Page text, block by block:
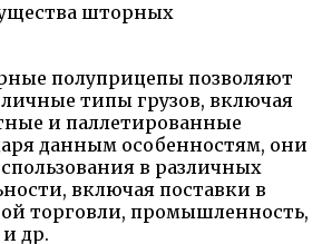
шторных
полуприцепы позволяют
типы грузов, включая
и паллетированные
данным особенностям, они
в различных
включая поставки в
торговли, промышленность,
др.